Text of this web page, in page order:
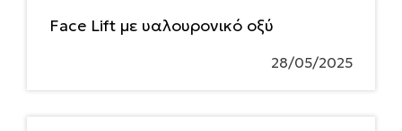
Face Lift με υαλουρονικό οξύ
28/05/2025